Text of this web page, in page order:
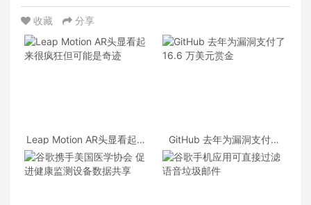
收藏 分享
Leap Motion AR头显看起来
很疯狂但可能是奇迹
GitHub 去年为漏洞支付了
16.6 万美元赏金